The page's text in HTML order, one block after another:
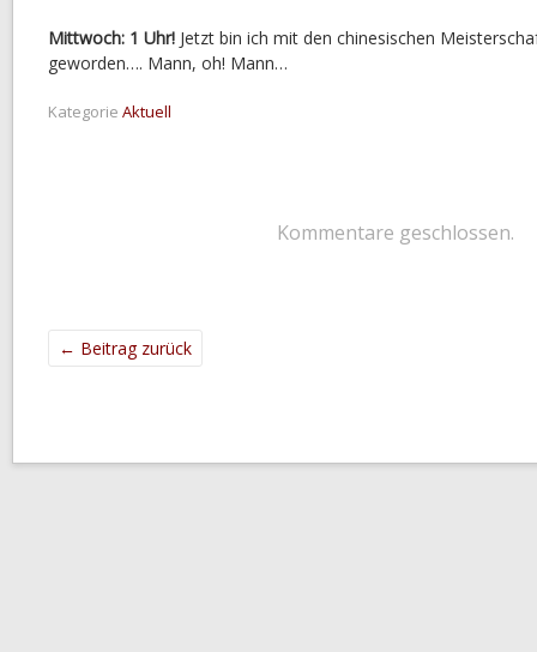
Mittwoch: 1 Uhr! Jetzt bin ich mit den chinesischen
geworden…. Mann, oh! Mann…
Kategorie Aktuell
Kommentare geschlossen.
← Beitrag zurück